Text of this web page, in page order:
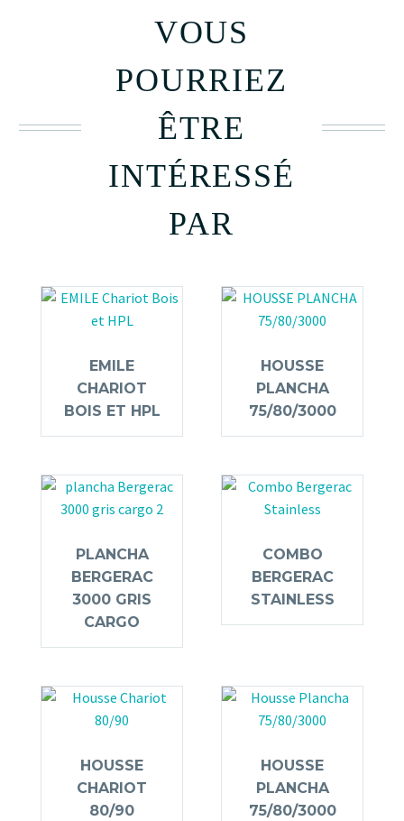
VOUS
POURRIEZ
ÊTRE
INTÉRESSÉ
PAR
EMILE
CHARIOT
BOIS ET HPL
HOUSSE
PLANCHA
75/80/3000
PLANCHA
BERGERAC
3000 GRIS
CARGO
COMBO
BERGERAC
STAINLESS
HOUSSE
CHARIOT
80/90
HOUSSE
PLANCHA
75/80/3000